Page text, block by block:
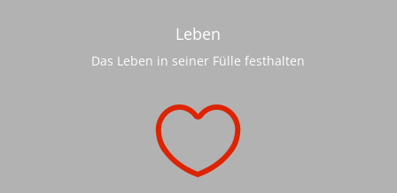
Leben
Das Leben in seiner Fülle festhalten
